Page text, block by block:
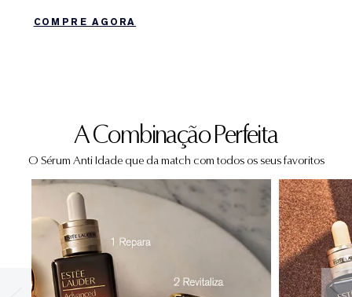
COMPRE AGORA
A Combinação Perfeita
O Sérum Anti Idade que da match com todos os seus favoritos